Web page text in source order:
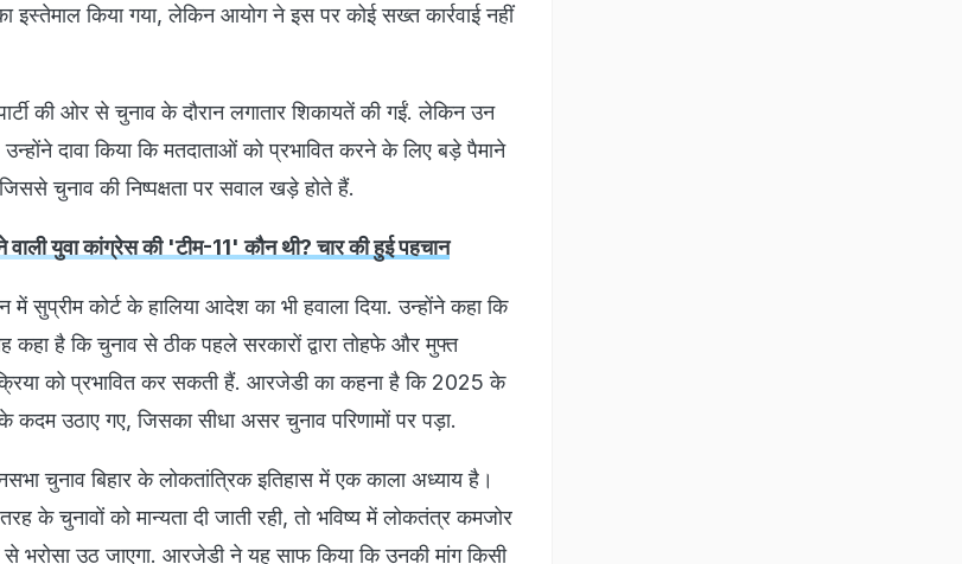
किया गया, लेकिन आयोग ने इस पर कोई सख्त कार्रवाई नहीं
की ओर से चुनाव के दौरान लगातार शिकायतें की गईं. लेकिन उन
उन्होंने दावा किया कि मतदाताओं को प्रभावित करने के लिए बड़े पैमाने
चुनाव की निष्पक्षता पर सवाल खड़े होते हैं.
वाली युवा कांग्रेस की 'टीम-11' कौन थी? चार की हुई पहचान
सुप्रीम कोर्ट के हालिया आदेश का भी हवाला दिया. उन्होंने कहा कि
कहा है कि चुनाव से ठीक पहले सरकारों द्वारा तोहफे और मुफ्त
को प्रभावित कर सकती हैं. आरजेडी का कहना है कि 2025 के
कदम उठाए गए, जिसका सीधा असर चुनाव परिणामों पर पड़ा.
चुनाव बिहार के लोकतांत्रिक इतिहास में एक काला अध्याय है।
के चुनावों को मान्यता दी जाती रही, तो भविष्य में लोकतंत्र कमजोर
भरोसा उठ जाएगा. आरजेडी ने यह साफ किया कि उनकी मांग किसी